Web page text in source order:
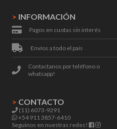
> INFORMACIÓN
Pagos en cuotas sin interés
Envíos a todo el país
Contactanos por teléfono o
whatsapp!
> CONTACTO
(11) 6073-9291
+54 911 3857-6410
Seguinos en nuestras redes!